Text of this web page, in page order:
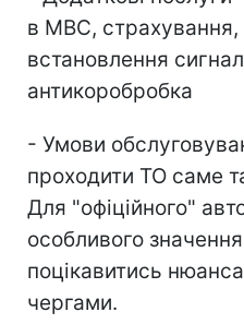
в МВС, страхування,
встановлення
антикоробробка
- Умови
проходити ТО саме
Для "офіційного"
особливого
поцікавитись
чергами.